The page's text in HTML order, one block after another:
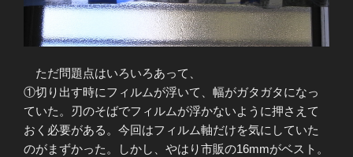
ただ問題点はいろいろあって、
①切り出す時にフィルムが浮いて、幅がガタガタになっ
ていた。刃のそばでフィルムが浮かないように押さえて
おく必要がある。今回はフィルム軸だけを気にしていた
のがまずかった。しかし、やはり市販の16mmがベスト。